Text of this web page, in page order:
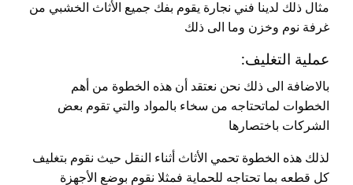
مثال ذلك لدينا فني نجارة يقوم بفك جميع الأثاث الخشبي من
غرفة نوم وخزن وما الى ذلك
عملية التغليف:
بالاضافة الى ذلك نحن نعتقد أن هذه الخطوة من أهم
الخطوات لماتحتاجه من سخاء بالمواد والتي تقوم بعض
الشركات باختصارها
لذلك هذه الخطوة تحمي الأثاث أثناء النقل حيث نقوم بتغليف
كل قطعه بما تحتاجه للحماية فمثلا نقوم بوضع الأجهزة